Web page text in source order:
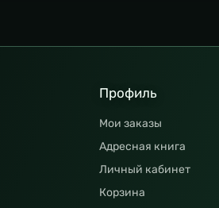
Профиль
Мои заказы
Адресная книга
Личный кабинет
Корзина